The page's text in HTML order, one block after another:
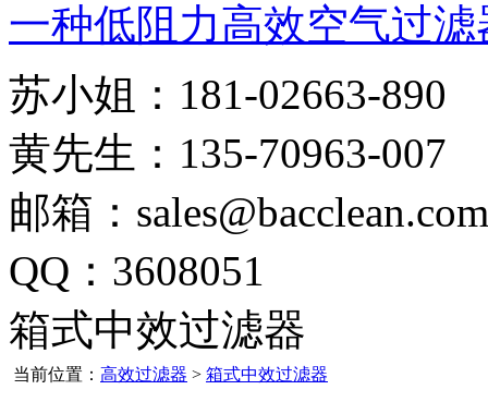
一种低阻力高效空气过滤
苏小姐：181-02663-890
黄先生：135-70963-007
邮箱：sales@bacclean.com
QQ：3608051
箱式中效过滤器
当前位置： 高效过滤器 > 箱式中效过滤器